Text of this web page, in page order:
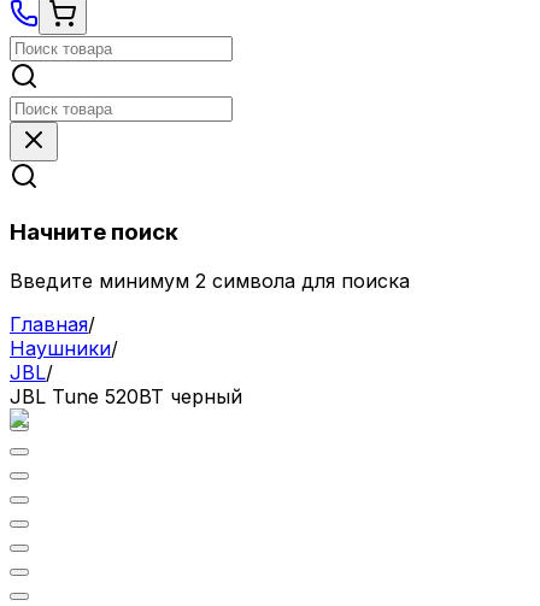
Начните поиск
Введите минимум 2 символа для поиска
Главная/
Наушники/
JBL/
JBL Tune 520BT черный